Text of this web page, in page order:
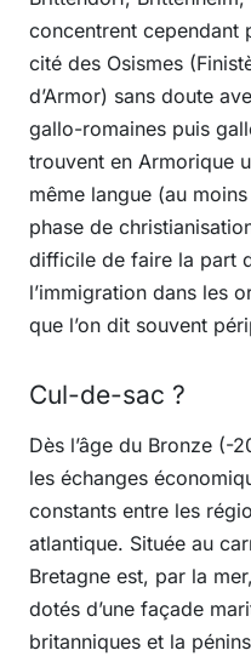
concentrent cependant
cité des Osismes
d’Armor) sans doute
gallo-romaines puis
trouvent en Armorique
même langue (au
phase de
difficile de faire la part
l’immigration dans les
que l’on dit souvent
Cul-de-sac ?
Dès l’âge du Bronze (-
les échanges
constants entre les
atlantique. Située au
Bretagne est, par la
dotés d’une façade
britanniques et la